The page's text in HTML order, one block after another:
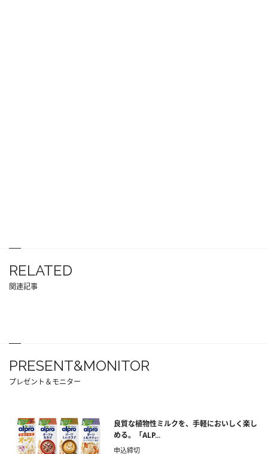
RELATED
関連記事
PRESENT&MONITOR
プレゼント＆モニター
良質な植物性ミルクを、手軽においしく楽し
める。「ALP...
申込締切